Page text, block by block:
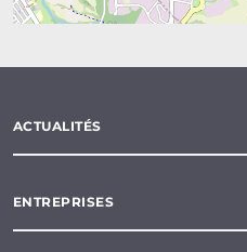
ACTUALITÉS
ENTREPRISES